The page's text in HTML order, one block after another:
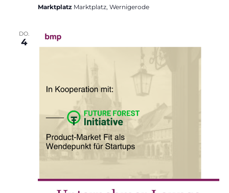
Marktplatz Marktplatz, Wernigerode
DO.
4